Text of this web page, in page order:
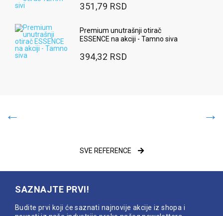
351,79 RSD
Premium unutrašnji otirač
ESSENCE na akciji - Tamno siva
394,32 RSD
SVE REFERENCE
SAZNAJTE PRVI!
Budite prvi koji će saznati najnovije akcije iz shopa i